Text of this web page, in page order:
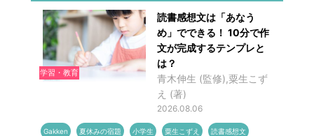
学習・教育
読書感想文は「あなう
め」でできる！ 10分で作
文が完成するテンプレと
は？
青木伸生 (監修),粟生こず
え (著)
2026.08.06
Gakken 夏休みの宿題 小学生 粟生こずえ 読書感想文